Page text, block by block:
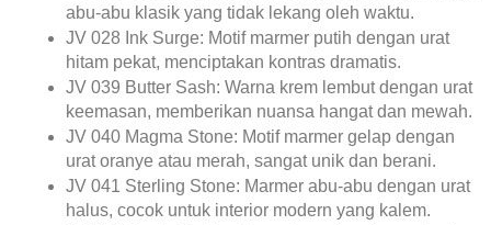
abu-abu klasik yang tidak lekang oleh waktu.
JV 028 Ink Surge: Motif marmer putih dengan urat
hitam pekat, menciptakan kontras dramatis.
JV 039 Butter Sash: Warna krem lembut dengan urat
keemasan, memberikan nuansa hangat dan mewah.
JV 040 Magma Stone: Motif marmer gelap dengan
urat oranye atau merah, sangat unik dan berani.
JV 041 Sterling Stone: Marmer abu-abu dengan urat
halus, cocok untuk interior modern yang kalem.